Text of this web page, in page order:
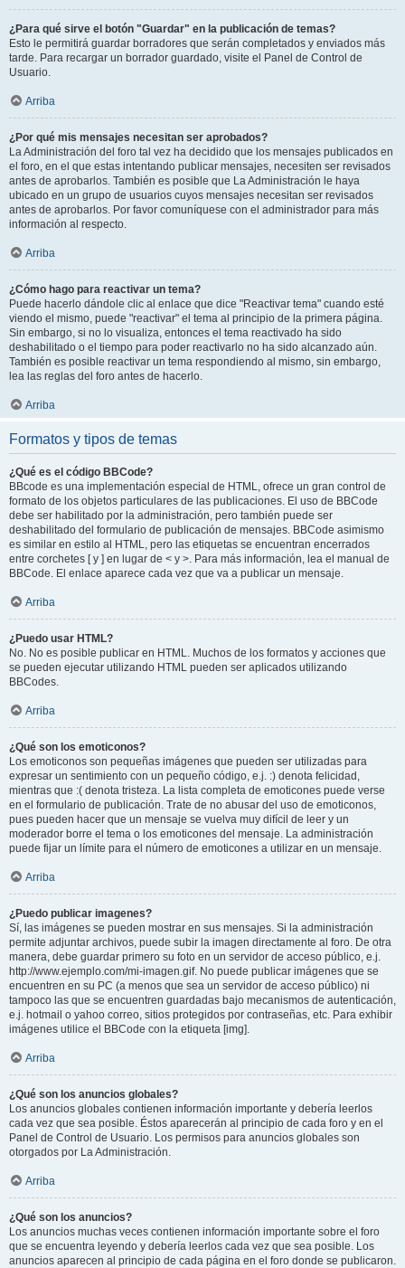
¿Para qué sirve el botón "Guardar" en la publicación de temas?
Esto le permitirá guardar borradores que serán completados y enviados más
tarde. Para recargar un borrador guardado, visite el Panel de Control de
Usuario.
Arriba
¿Por qué mis mensajes necesitan ser aprobados?
La Administración del foro tal vez ha decidido que los mensajes publicados en
el foro, en el que estas intentando publicar mensajes, necesiten ser revisados
antes de aprobarlos. También es posible que La Administración le haya
ubicado en un grupo de usuarios cuyos mensajes necesitan ser revisados
antes de aprobarlos. Por favor comuníquese con el administrador para más
información al respecto.
Arriba
¿Cómo hago para reactivar un tema?
Puede hacerlo dándole clic al enlace que dice "Reactivar tema" cuando esté
viendo el mismo, puede "reactivar" el tema al principio de la primera página.
Sin embargo, si no lo visualiza, entonces el tema reactivado ha sido
deshabilitado o el tiempo para poder reactivarlo no ha sido alcanzado aún.
También es posible reactivar un tema respondiendo al mismo, sin embargo,
lea las reglas del foro antes de hacerlo.
Arriba
Formatos y tipos de temas
¿Qué es el código BBCode?
BBcode es una implementación especial de HTML, ofrece un gran control de
formato de los objetos particulares de las publicaciones. El uso de BBCode
debe ser habilitado por la administración, pero también puede ser
deshabilitado del formulario de publicación de mensajes. BBCode asimismo
es similar en estilo al HTML, pero las etiquetas se encuentran encerrados
entre corchetes [ y ] en lugar de < y >. Para más información, lea el manual de
BBCode. El enlace aparece cada vez que va a publicar un mensaje.
Arriba
¿Puedo usar HTML?
No. No es posible publicar en HTML. Muchos de los formatos y acciones que
se pueden ejecutar utilizando HTML pueden ser aplicados utilizando
BBCodes.
Arriba
¿Qué son los emoticonos?
Los emoticonos son pequeñas imágenes que pueden ser utilizadas para
expresar un sentimiento con un pequeño código, e.j. :) denota felicidad,
mientras que :( denota tristeza. La lista completa de emoticones puede verse
en el formulario de publicación. Trate de no abusar del uso de emoticonos,
pues pueden hacer que un mensaje se vuelva muy difícil de leer y un
moderador borre el tema o los emoticones del mensaje. La administración
puede fijar un límite para el número de emoticones a utilizar en un mensaje.
Arriba
¿Puedo publicar imagenes?
Sí, las imágenes se pueden mostrar en sus mensajes. Si la administración
permite adjuntar archivos, puede subir la imagen directamente al foro. De otra
manera, debe guardar primero su foto en un servidor de acceso público, e.j.
http://www.ejemplo.com/mi-imagen.gif. No puede publicar imágenes que se
encuentren en su PC (a menos que sea un servidor de acceso público) ni
tampoco las que se encuentren guardadas bajo mecanismos de autenticación,
e.j. hotmail o yahoo correo, sitios protegidos por contraseñas, etc. Para exhibir
imágenes utilice el BBCode con la etiqueta [img].
Arriba
¿Qué son los anuncios globales?
Los anuncios globales contienen información importante y debería leerlos
cada vez que sea posible. Éstos aparecerán al principio de cada foro y en el
Panel de Control de Usuario. Los permisos para anuncios globales son
otorgados por La Administración.
Arriba
¿Qué son los anuncios?
Los anuncios muchas veces contienen información importante sobre el foro
que se encuentra leyendo y debería leerlos cada vez que sea posible. Los
anuncios aparecen al principio de cada página en el foro donde se publicaron.